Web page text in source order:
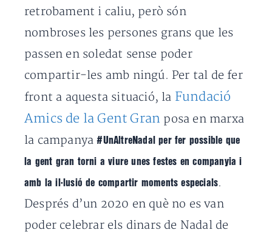
retrobament i caliu, però són
nombroses les persones grans que les
passen en soledat sense poder
compartir-les amb ningú. Per tal de fer
front a aquesta situació, la Fundació
Amics de la Gent Gran posa en marxa
la campanya#UnAltreNadal per fer possible que
la gent gran torni a viure unes festes en companyia i
amb la il·lusió de compartir moments especials.
Després d’un 2020 en què no es van
poder celebrar els dinars de Nadal de